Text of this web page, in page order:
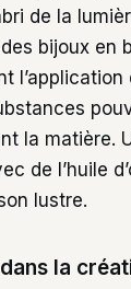
de la
bijoux en
la matière.
de l’huile
lustre.
la